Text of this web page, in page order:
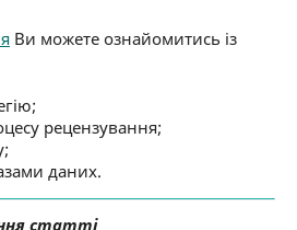
Ви можете ознайомитись із
рецензування;
даних.
статті